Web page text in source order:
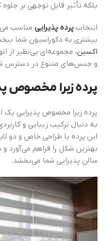
بلکه تأثیر قابل توجهی بر
انتخاب پرده پذیرایی مناسب
بیشتری به دکوراسیون شما
اکسین، مجموعه‌ای بی‌نظیر از
و جنس‌های متنوع در دسترس
پرده زبرا مخصوص
پرده زبرا مخصوص پذیرایی یک
به دنبال ترکیب زیبایی و
این پرده با طراحی خاص و دو
بهترین شکل را فراهم
سالن پذیرایی شما می‌بخشد.